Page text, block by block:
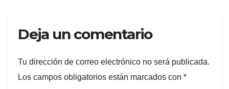
Deja un comentario
Tu dirección de correo electrónico no será publicada.
Los campos obligatorios están marcados con *